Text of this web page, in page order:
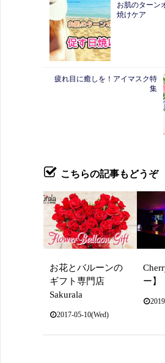
お肌のターン
焼けケア
疲れ目に癒しを！アイマスク特
集
こちらの記事もどうぞ
お花とバルーンの
ギフト専門店
Sakurala
2017-05-10(Wed)
ー】